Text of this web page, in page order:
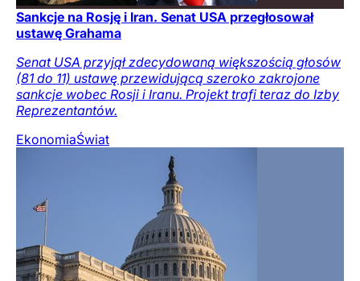
Sankcje na Rosję i Iran. Senat USA przegłosował
ustawę Grahama
Senat USA przyjął zdecydowaną większością głosów
(81 do 11) ustawę przewidującą szeroko zakrojone
sankcje wobec Rosji i Iranu. Projekt trafi teraz do Izby
Reprezentantów.
EkonomiaŚwiat